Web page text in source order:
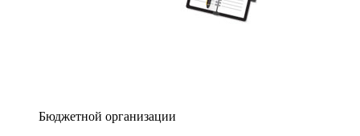
Бюджетной организации